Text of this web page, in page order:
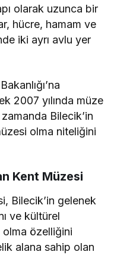
olarak uzunca bir
hücre, hamam ve
iki ayrı avlu yer
2007 yılında müze
zamanda Bilecik’in
olma niteliğini
Kent Müzesi
Bilecik’in gelenek
ve kültürel
olma özelliğini
alana sahip olan